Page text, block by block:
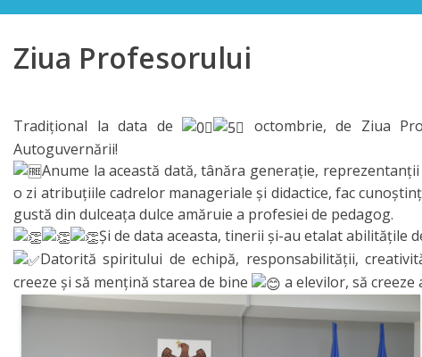
Directorului
Scurt
Echipa
managerială
Organigrama
IPCMC
Posturi
Ziua Profesorului
Tradițional la data de octombrie, de Ziua
Autoguvernării!
Anume la această dată, tânăra generație,
o zi atribuțiile cadrelor manageriale și didactice, fac
gustă din dulceața dulce amăruie a profesiei de pedagog.
Și de data aceasta, tinerii și-au etalat abilitățile
Datorită spiritului de echipă, responsabilității,
creeze și să mențină starea de bine
a elevilor, să creeze